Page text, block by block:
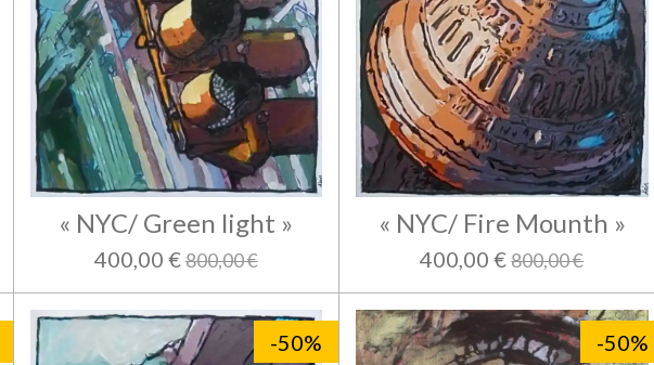
« NYC/ Green light »
400,00 €800,00 €
« NYC/ Fire Mounth »
400,00 € 800,00 €
-50% -50%